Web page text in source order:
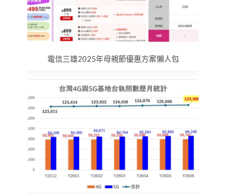
電信三雄2025年母親節優惠方案懶人包